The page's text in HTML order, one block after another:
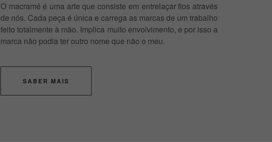
O macramé é uma arte que consiste em entrelaçar fios através
de nós. Cada peça é única e carrega as marcas de um trabalho
feito totalmente à mão. Implica muito envolvimento, e por isso a
marca não podia ter outro nome que não o meu.
SABER MAIS